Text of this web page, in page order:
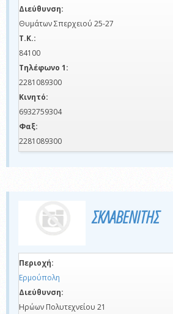
Διεύθυνση:
Θυμάτων Σπερχειού 25-27
Τ.Κ.:
84100
Τηλέφωνο 1:
2281089300
Κινητό:
6932759304
Φαξ:
2281089300
ΣΚΛΑΒΕΝΙΤΗΣ
Περιοχή:
Ερμούπολη
Διεύθυνση:
Ηρώων Πολυτεχνείου 21